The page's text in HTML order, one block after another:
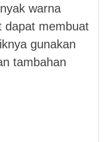
warna
dapat membuat
gunakan
tambahan